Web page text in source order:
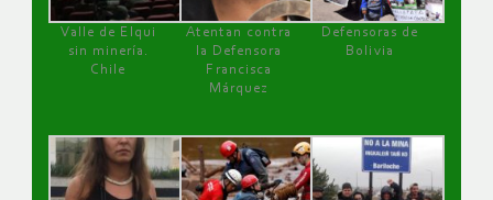
Valle de Elqui
sin minería.
Chile
Atentan contra
la Defensora
Francisca
Márquez
Defensoras de
Bolivia